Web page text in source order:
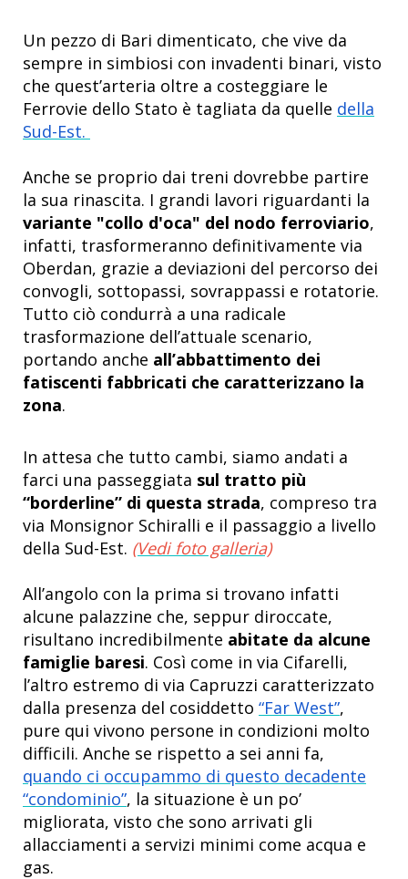
Un pezzo di Bari dimenticato, che vive da
sempre in simbiosi con invadenti binari, visto
che quest’arteria oltre a costeggiare le
Ferrovie dello Stato è tagliata da quelle della
Sud-Est.
Anche se proprio dai treni dovrebbe partire
la sua rinascita. I grandi lavori riguardanti la
variante "collo d'oca" del nodo ferroviario,
infatti, trasformeranno definitivamente via
Oberdan, grazie a deviazioni del percorso dei
convogli, sottopassi, sovrappassi e rotatorie.
Tutto ciò condurrà a una radicale
trasformazione dell’attuale scenario,
portando anche all’abbattimento dei
fatiscenti fabbricati che caratterizzano la
zona.
In attesa che tutto cambi, siamo andati a
farci una passeggiata sul tratto più
“borderline” di questa strada, compreso tra
via Monsignor Schiralli e il passaggio a livello
della Sud-Est. (Vedi foto galleria)
All’angolo con la prima si trovano infatti
alcune palazzine che, seppur diroccate,
risultano incredibilmente abitate da alcune
famiglie baresi. Così come in via Cifarelli,
l’altro estremo di via Capruzzi caratterizzato
dalla presenza del cosiddetto “Far West”,
pure qui vivono persone in condizioni molto
difficili. Anche se rispetto a sei anni fa,
quando ci occupammo di questo decadente
“condominio”, la situazione è un po’
migliorata, visto che sono arrivati gli
allacciamenti a servizi minimi come acqua e
gas.